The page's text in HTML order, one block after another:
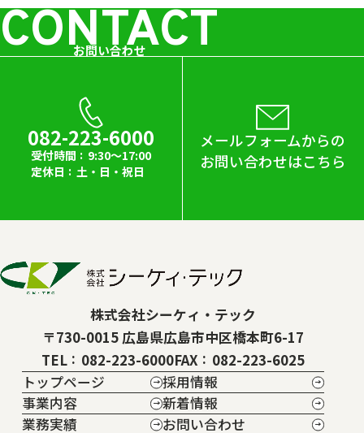
CONTACT
お問い合わせ
082-223-6000
受付時間
9:30～17:00
定休日
土・日・祝日
メールフォームからの
お問い合わせはこちら
株式会社シーケィ・テック
〒730-0015 広島県広島市中区橋本町6-17
TEL
082-223-6000FAX
082-223-6025
トップページ
事業内容
業務実績
採用情報
新着情報
お問い合わせ